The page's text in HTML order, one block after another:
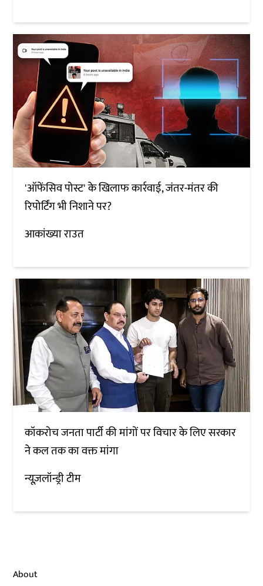
'ऑफेंसिव पोस्ट' के खिलाफ कार्रवाई, जंतर-मंतर की
रिपोर्टिंग भी निशाने पर?
आकांख्या राउत
कॉकरोच जनता पार्टी की मांगों पर विचार के लिए सरकार
ने कल तक का वक्त मांगा
न्यूज़लॉन्ड्री टीम
About